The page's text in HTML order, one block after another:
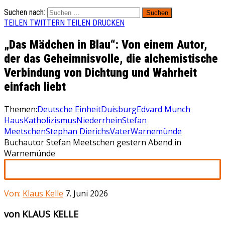
Suchen nach:
TEILEN TWITTERN TEILEN DRUCKEN
„Das Mädchen in Blau“: Von einem Autor,
der das Geheimnisvolle, die alchemistische
Verbindung von Dichtung und Wahrheit
einfach liebt
Themen:Deutsche EinheitDuisburgEdvard Munch
HausKatholizismusNiederrheinStefan
MeetschenStephan DierichsVaterWarnemünde
Buchautor Stefan Meetschen gestern Abend in
Warnemünde
Von: Klaus Kelle 7. Juni 2026
von KLAUS KELLE